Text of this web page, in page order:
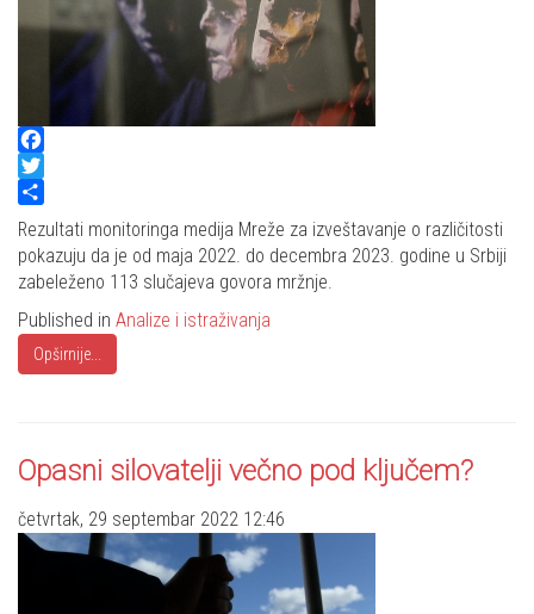
Facebook
Twitter
Share
Rezultati monitoringa medija Mreže za izveštavanje o različitosti
pokazuju da je od maja 2022. do decembra 2023. godine u Srbiji
zabeleženo 113 slučajeva govora mržnje.
Published in Analize i istraživanja
Opširnije...
Opasni silovatelji večno pod ključem?
četvrtak, 29 septembar 2022 12:46